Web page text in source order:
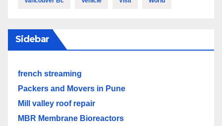
Sidebar
french streaming
Packers and Movers in Pune
Mill valley roof repair
MBR Membrane Bioreactors